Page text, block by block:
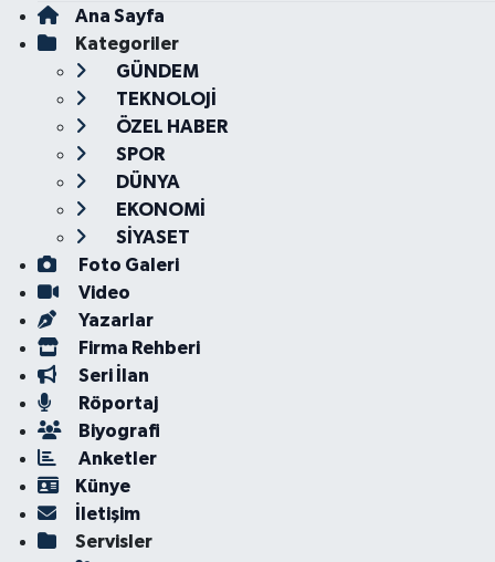
Ana Sayfa
Kategoriler
GÜNDEM
TEKNOLOJİ
ÖZEL HABER
SPOR
DÜNYA
EKONOMİ
SİYASET
Foto Galeri
Video
Yazarlar
Firma Rehberi
Seri İlan
Röportaj
Biyografi
Anketler
Künye
İletişim
Servisler